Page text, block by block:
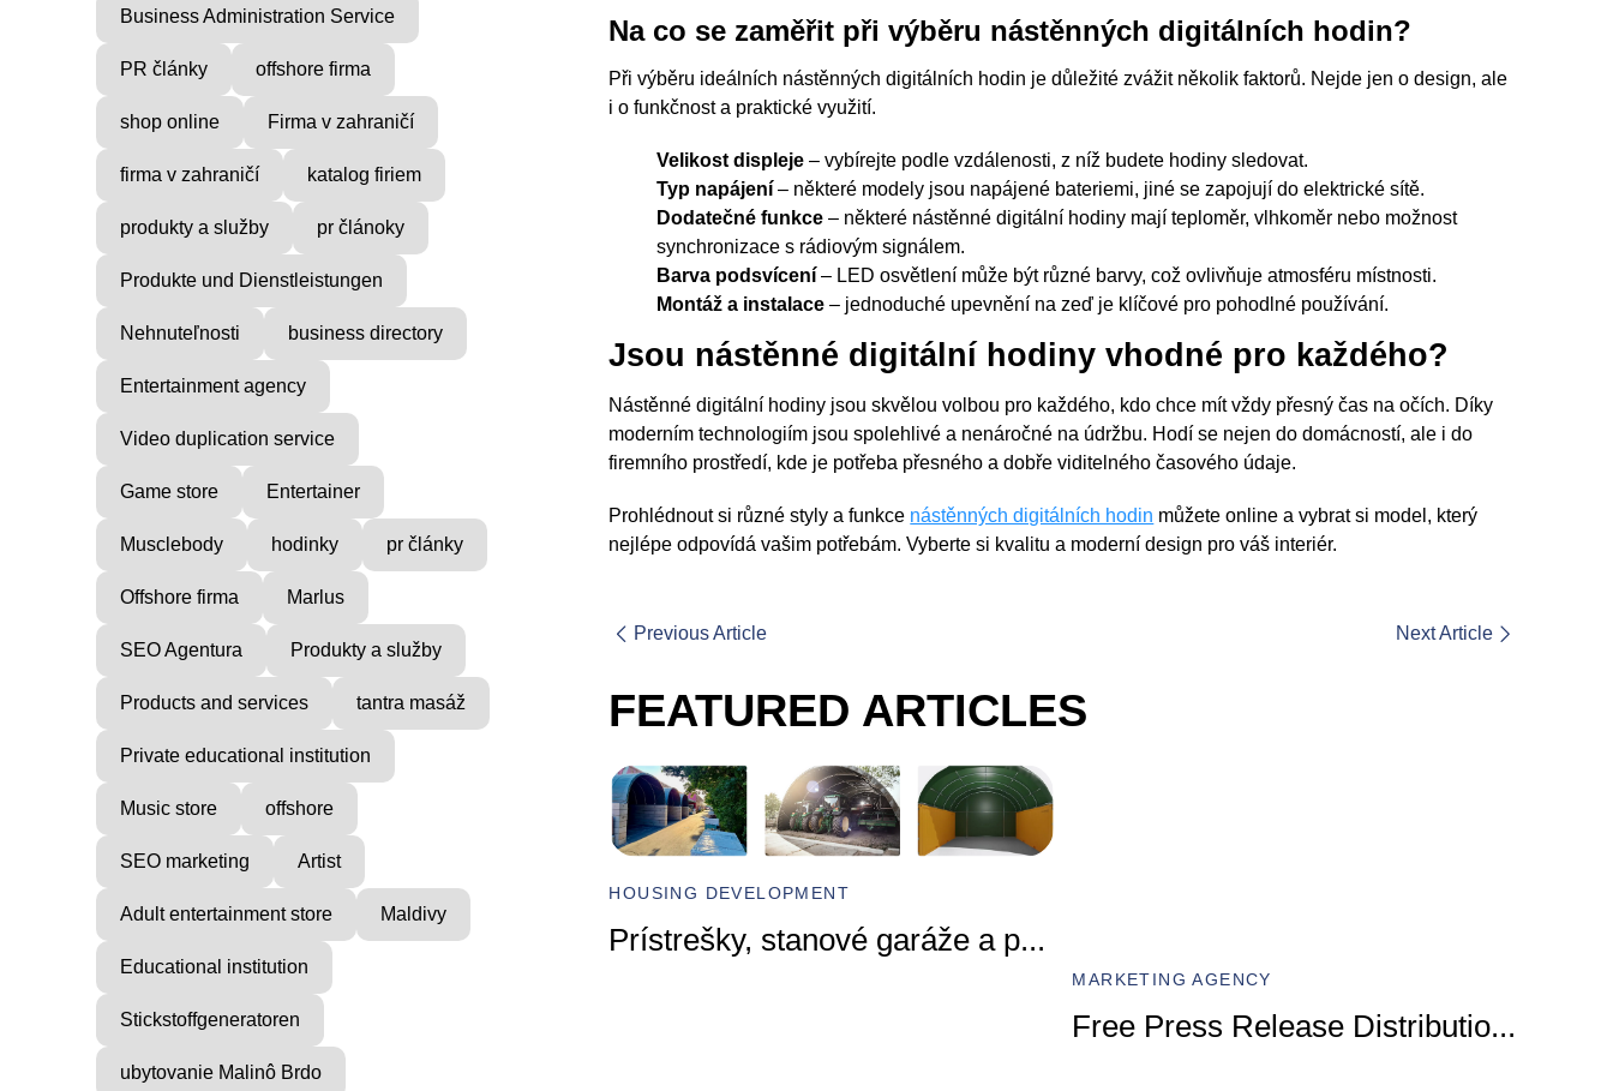
Business Administration Service
PR články offshore firma
shop online Firma v zahraničí
firma v zahraničí katalog firiem
produkty a služby pr článoky
Produkte und Dienstleistungen
Nehnuteľnosti business directory
Entertainment agency
Video duplication service
Game store Entertainer
Musclebody hodinky pr články
Offshore firma Marlus
SEO Agentura Produkty a služby
Products and services tantra masáž
Private educational institution
Music store offshore
SEO marketing Artist
Adult entertainment store Maldivy
Educational institution
Stickstoffgeneratoren
ubytovanie Malinô Brdo
Na co se zaměřit při výběru nástěnných digitálních hodin?
Při výběru ideálních nástěnných digitálních hodin je důležité zvážit několik faktorů. Nejde jen o design, ale
i o funkčnost a praktické využití.
Velikost displeje – vybírejte podle vzdálenosti, z níž budete hodiny sledovat.
Typ napájení – některé modely jsou napájené bateriemi, jiné se zapojují do elektrické sítě.
Dodatečné funkce – některé nástěnné digitální hodiny mají teploměr, vlhkoměr nebo možnost
synchronizace s rádiovým signálem.
Barva podsvícení – LED osvětlení může být různé barvy, což ovlivňuje atmosféru místnosti.
Montáž a instalace – jednoduché upevnění na zeď je klíčové pro pohodlné používání.
Jsou nástěnné digitální hodiny vhodné pro každého?
Nástěnné digitální hodiny jsou skvělou volbou pro každého, kdo chce mít vždy přesný čas na očích. Díky
moderním technologiím jsou spolehlivé a nenáročné na údržbu. Hodí se nejen do domácností, ale i do
firemního prostředí, kde je potřeba přesného a dobře viditelného časového údaje.
Prohlédnout si různé styly a funkce nástěnných digitálních hodin můžete online a vybrat si model, který
nejlépe odpovídá vašim potřebám. Vyberte si kvalitu a moderní design pro váš interiér.
Previous Article Next Article
FEATURED ARTICLES
HOUSING DEVELOPMENT
Prístrešky, stanové garáže a p...